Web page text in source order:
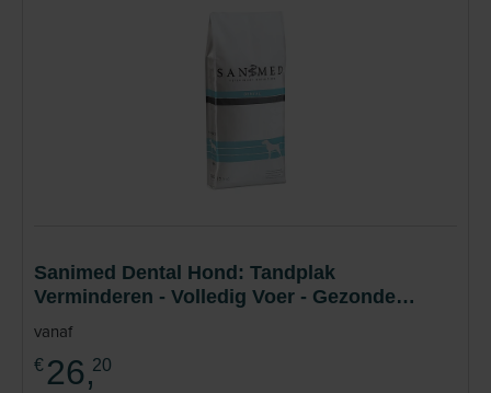
Sanimed Dental Hond: Tandplak
Verminderen - Volledig Voer - Gezonde
Tanden
vanaf
€ 26,20